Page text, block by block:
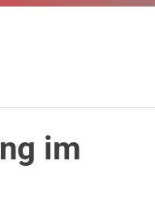
im